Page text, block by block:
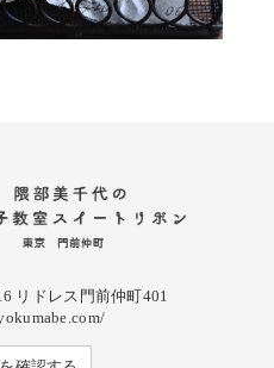
リドレス門前仲町401